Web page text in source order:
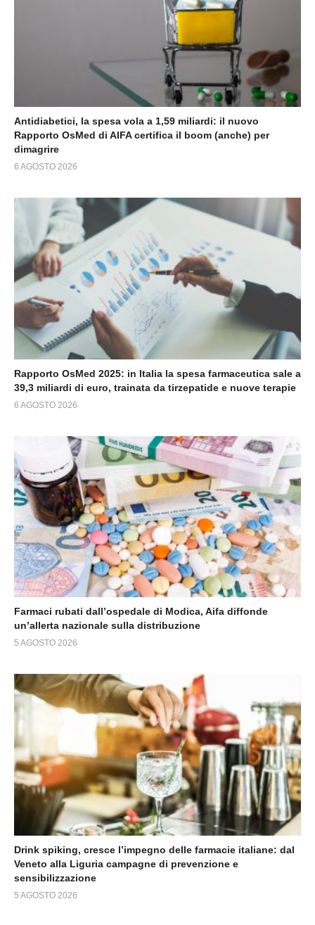
Antidiabetici, la spesa vola a 1,59 miliardi: il nuovo
Rapporto OsMed di AIFA certifica il boom (anche) per
dimagrire
6 AGOSTO 2026
Rapporto OsMed 2025: in Italia la spesa farmaceutica sale a
39,3 miliardi di euro, trainata da tirzepatide e nuove terapie
6 AGOSTO 2026
Farmaci rubati dall’ospedale di Modica, Aifa diffonde
un’allerta nazionale sulla distribuzione
5 AGOSTO 2026
Drink spiking, cresce l’impegno delle farmacie italiane: dal
Veneto alla Liguria campagne di prevenzione e
sensibilizzazione
5 AGOSTO 2026